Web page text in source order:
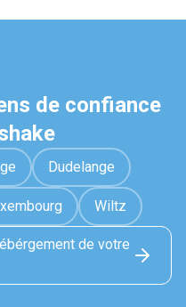
de confiance
Dudelange
Wiltz
de votre